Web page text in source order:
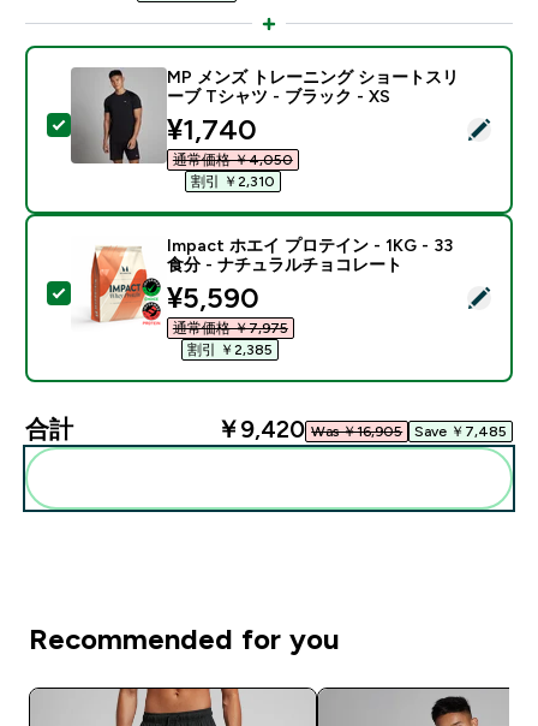
この商品を選択 - MP メンズ トレーニング ショート
MP メンズ トレーニング ショートスリ
ーブ Tシャツ - ブラック - XS
discounted price
¥1,740‎
通常価格 ￥4,050‎
割引 ￥2,310‎
この商品を選択 - Impact ホエイ プロテイン - 1KG -
Impact ホエイ プロテイン - 1KG - 33
食分 - ナチュラルチョコレート
discounted price
¥5,590‎
通常価格 ￥7,975‎
割引 ￥2,385‎
合計 ￥9,420‎ Was ￥16,905‎ Save ￥7,485‎
Recommended for you